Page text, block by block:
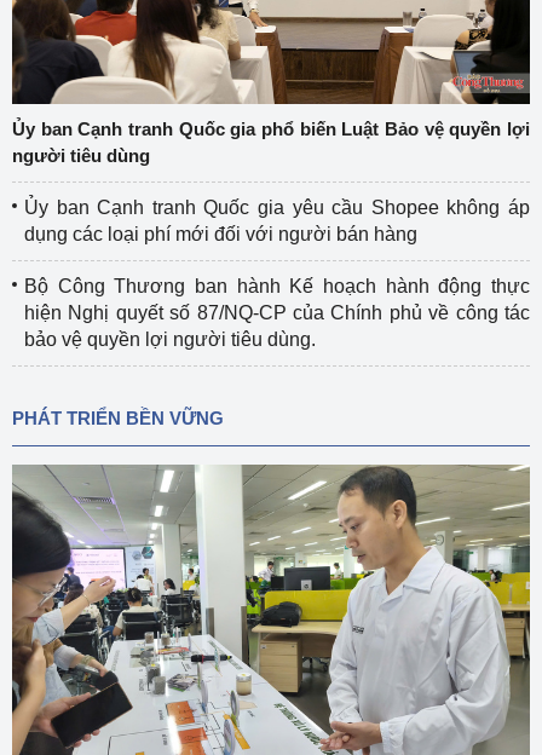
Ủy ban Cạnh tranh Quốc gia phổ biến Luật Bảo vệ quyền lợi
người tiêu dùng
Ủy ban Cạnh tranh Quốc gia yêu cầu Shopee không áp
dụng các loại phí mới đối với người bán hàng
Bộ Công Thương ban hành Kế hoạch hành động thực
hiện Nghị quyết số 87/NQ-CP của Chính phủ về công tác
bảo vệ quyền lợi người tiêu dùng.
PHÁT TRIỂN BỀN VỮNG